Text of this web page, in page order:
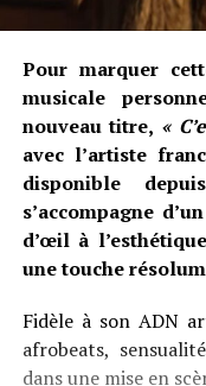
Pour marquer
musicale
nouveau titre, «
avec l’artiste
disponible
s’accompagne
d’œil à
une touche
Fidèle à son ADN
afrobeats,
dans une mise en